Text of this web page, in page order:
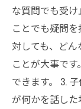
な質問でも受
ことでも疑問
対しても、ど
ことが大事で
できます。 3.
が何かを話し